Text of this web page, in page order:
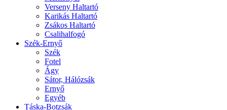
Verseny Haltartó
Karikás Haltartó
Zsákos Haltartó
Csalihalfogó
Szék-Ernyő
Szék
Fotel
Ágy
Sátor, Hálózsák
Ernyő
Egyéb
Táska-Botzsák